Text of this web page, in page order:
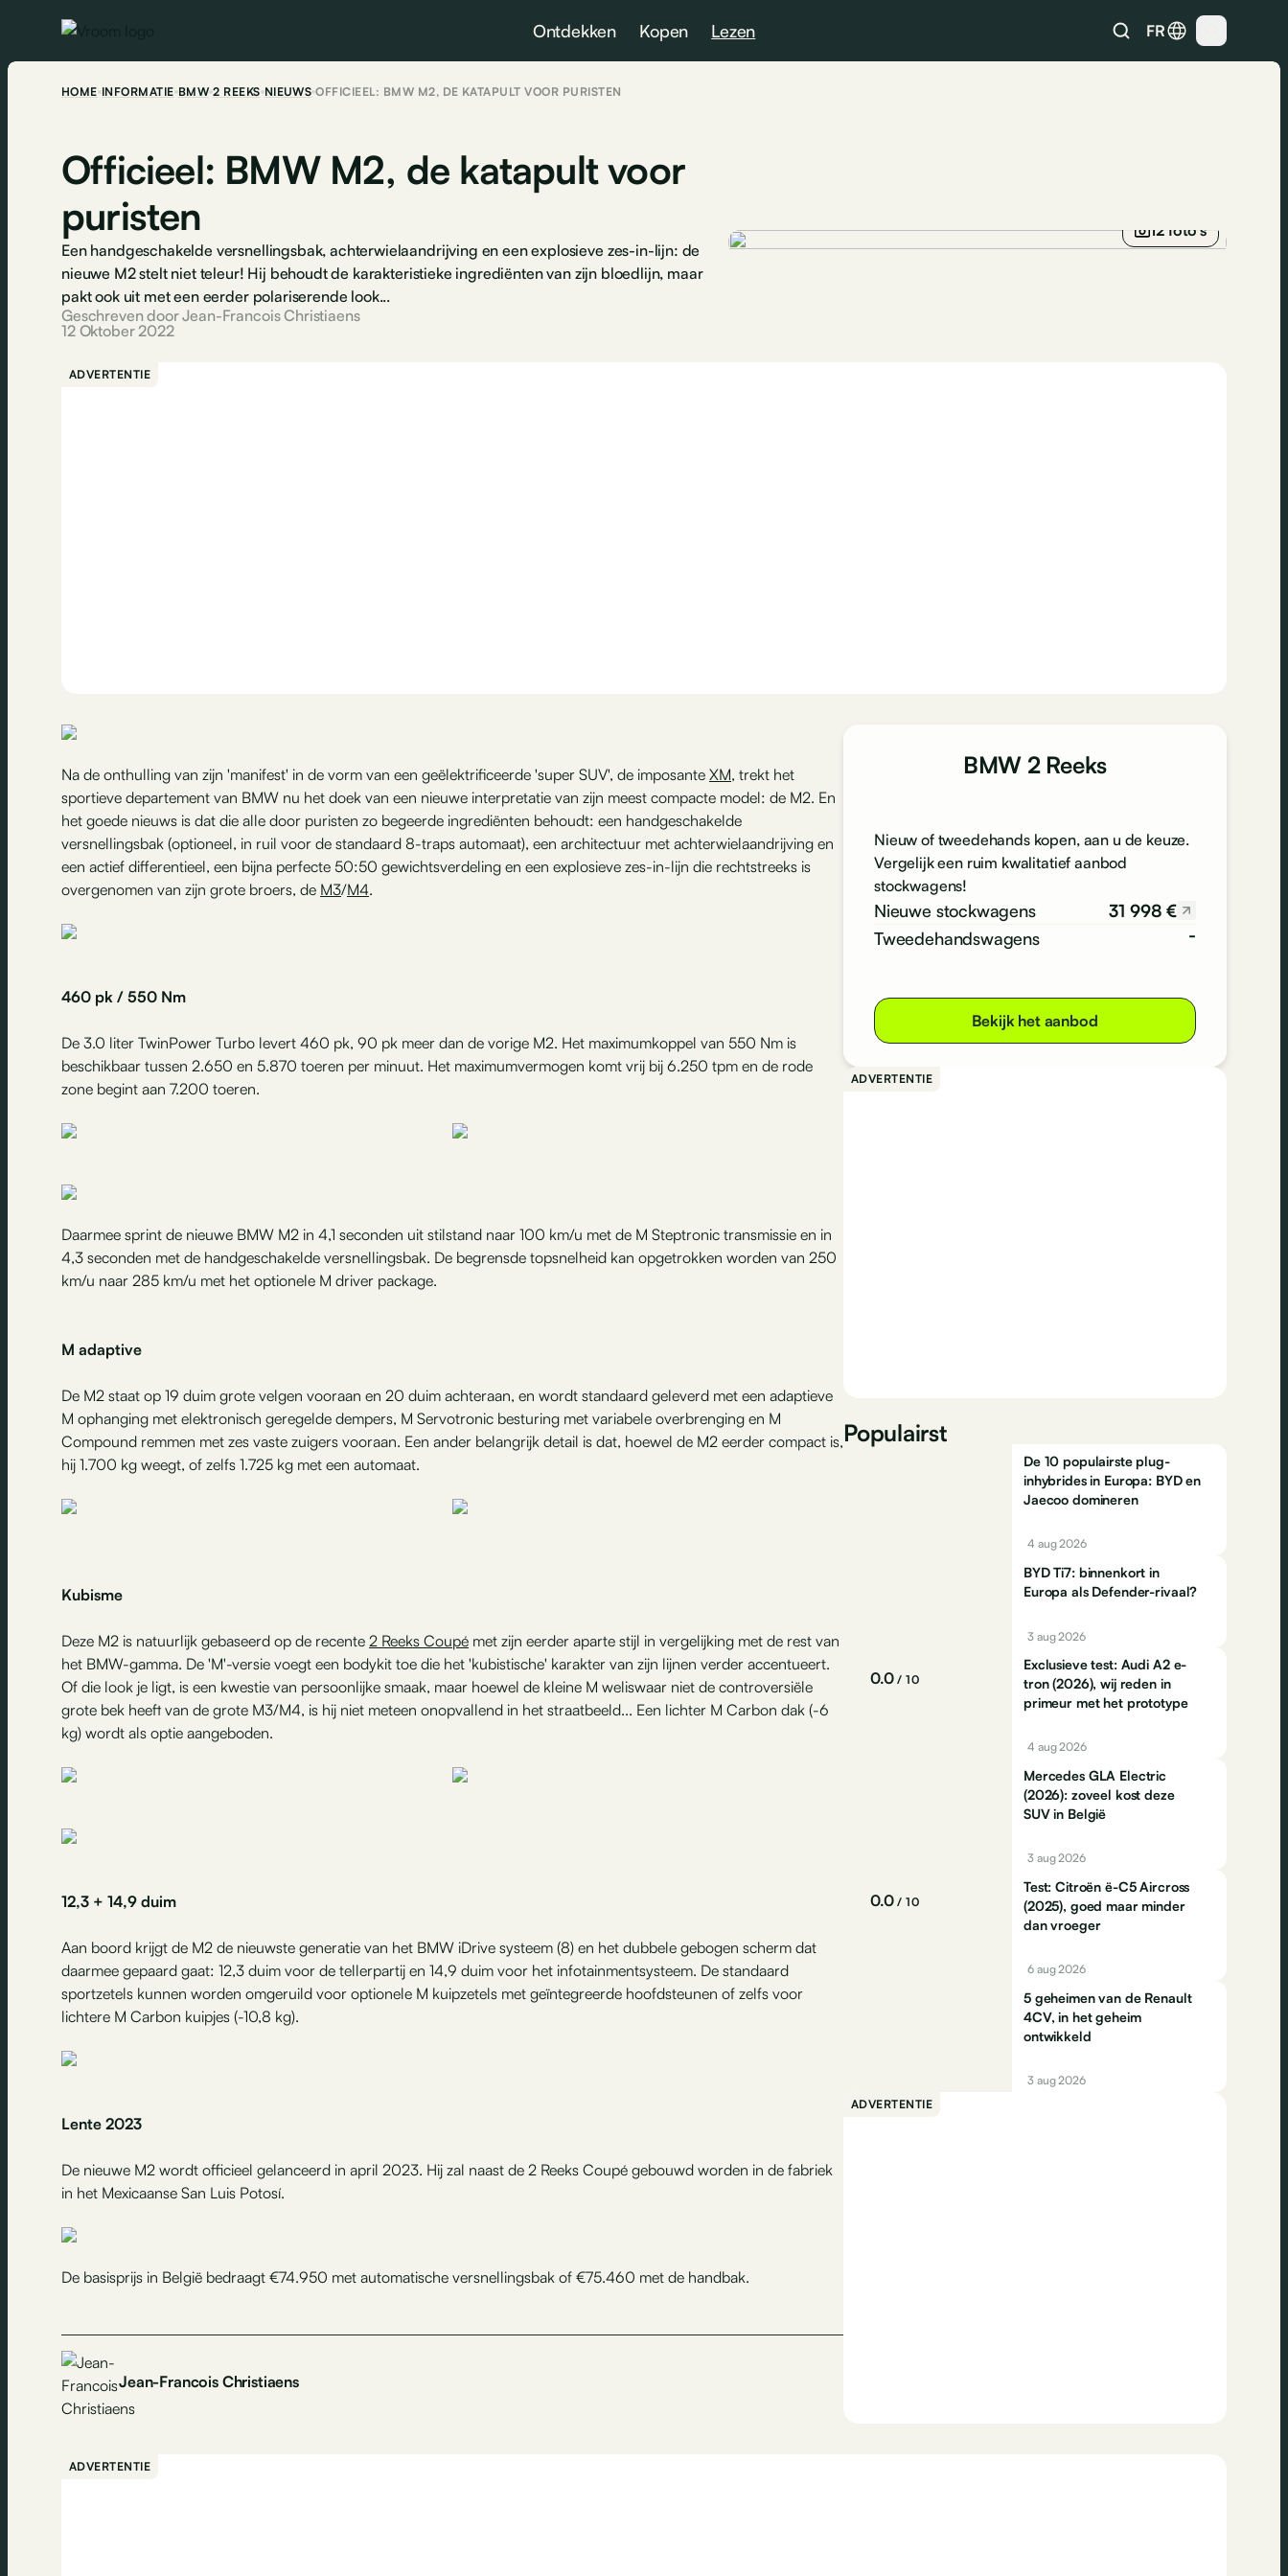
Ontdekken Kopen Lezen FR
HOME INFORMATIE BMW 2 REEKS NIEUWS OFFICIEEL: BMW M2, DE KATAPULT VOOR PURISTEN
Officieel: BMW M2, de katapult voor
puristen
Een handgeschakelde versnellingsbak, achterwielaandrijving en een explosieve zes-in-lijn: de
nieuwe M2 stelt niet teleur! Hij behoudt de karakteristieke ingrediënten van zijn bloedlijn, maar
pakt ook uit met een eerder polariserende look...
Geschreven door Jean-Francois Christiaens
12 Oktober 2022
12 foto’s
ADVERTENTIE
Na de onthulling van zijn 'manifest' in de vorm van een geëlektrificeerde 'super SUV', de imposante XM, trekt het
sportieve departement van BMW nu het doek van een nieuwe interpretatie van zijn meest compacte model: de M2. En
het goede nieuws is dat die alle door puristen zo begeerde ingrediënten behoudt: een handgeschakelde
versnellingsbak (optioneel, in ruil voor de standaard 8-traps automaat), een architectuur met achterwielaandrijving en
een actief differentieel, een bijna perfecte 50:50 gewichtsverdeling en een explosieve zes-in-lijn die rechtstreeks is
overgenomen van zijn grote broers, de M3/M4.
460 pk / 550 Nm
De 3.0 liter TwinPower Turbo levert 460 pk, 90 pk meer dan de vorige M2. Het maximumkoppel van 550 Nm is
beschikbaar tussen 2.650 en 5.870 toeren per minuut. Het maximumvermogen komt vrij bij 6.250 tpm en de rode
zone begint aan 7.200 toeren.
Daarmee sprint de nieuwe BMW M2 in 4,1 seconden uit stilstand naar 100 km/u met de M Steptronic transmissie en in
4,3 seconden met de handgeschakelde versnellingsbak. De begrensde topsnelheid kan opgetrokken worden van 250
km/u naar 285 km/u met het optionele M driver package.
M adaptive
De M2 staat op 19 duim grote velgen vooraan en 20 duim achteraan, en wordt standaard geleverd met een adaptieve
M ophanging met elektronisch geregelde dempers, M Servotronic besturing met variabele overbrenging en M
Compound remmen met zes vaste zuigers vooraan. Een ander belangrijk detail is dat, hoewel de M2 eerder compact is,
hij 1.700 kg weegt, of zelfs 1.725 kg met een automaat.
Kubisme
Deze M2 is natuurlijk gebaseerd op de recente 2 Reeks Coupé met zijn eerder aparte stijl in vergelijking met de rest van
het BMW-gamma. De 'M'-versie voegt een bodykit toe die het 'kubistische' karakter van zijn lijnen verder accentueert.
Of die look je ligt, is een kwestie van persoonlijke smaak, maar hoewel de kleine M weliswaar niet de controversiële
grote bek heeft van de grote M3/M4, is hij niet meteen onopvallend in het straatbeeld... Een lichter M Carbon dak (-6
kg) wordt als optie aangeboden.
12,3 + 14,9 duim
Aan boord krijgt de M2 de nieuwste generatie van het BMW iDrive systeem (8) en het dubbele gebogen scherm dat
daarmee gepaard gaat: 12,3 duim voor de tellerpartij en 14,9 duim voor het infotainmentsysteem. De standaard
sportzetels kunnen worden omgeruild voor optionele M kuipzetels met geïntegreerde hoofdsteunen of zelfs voor
lichtere M Carbon kuipjes (-10,8 kg).
Lente 2023
De nieuwe M2 wordt officieel gelanceerd in april 2023. Hij zal naast de 2 Reeks Coupé gebouwd worden in de fabriek
in het Mexicaanse San Luis Potosí.
De basisprijs in België bedraagt €74.950 met automatische versnellingsbak of €75.460 met de handbak.
Jean-Francois Christiaens
BMW 2 Reeks
Nieuw of tweedehands kopen, aan u de keuze.
Vergelijk een ruim kwalitatief aanbod
stockwagens!
Nieuwe stockwagens
31 998 €
Tweedehandswagens
-
Bekijk het aanbod
ADVERTENTIE
Populairst
De 10 populairste plug-
inhybrides in Europa: BYD en
Jaecoo domineren
4 aug 2026
BYD Ti7: binnenkort in
Europa als Defender-rivaal?
3 aug 2026
0.0/ 10
Exclusieve test: Audi A2 e-
tron (2026), wij reden in
primeur met het prototype
4 aug 2026
Mercedes GLA Electric
(2026): zoveel kost deze
SUV in België
3 aug 2026
0.0/ 10
Test: Citroën ë-C5 Aircross
(2025), goed maar minder
dan vroeger
6 aug 2026
5 geheimen van de Renault
4CV, in het geheim
ontwikkeld
3 aug 2026
ADVERTENTIE
ADVERTENTIE